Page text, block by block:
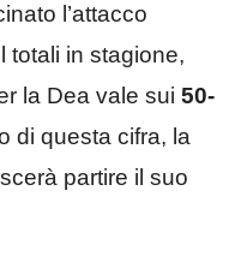
l’attacco
totali in stagione,
la Dea vale sui 50-
di questa cifra, la
partire il suo